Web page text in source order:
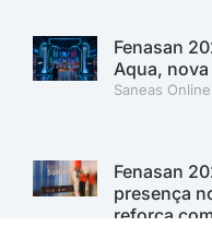
Fenasan
Aqua,
Saneas Online
Fenasan
presença
reforça